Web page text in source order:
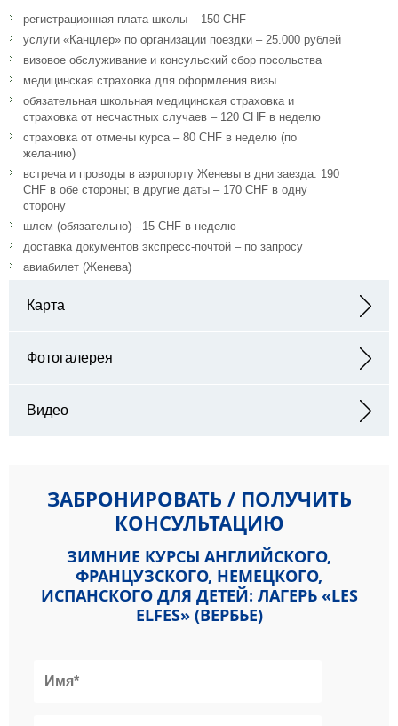
регистрационная плата школы – 150 CHF
услуги «Канцлер» по организации поездки – 25.000 рублей
визовое обслуживание и консульский сбор посольства
медицинская страховка для оформления визы
обязательная школьная медицинская страховка и
страховка от несчастных случаев – 120 CHF в неделю
страховка от отмены курса – 80 CHF в неделю (по
желанию)
встреча и проводы в аэропорту Женевы в дни заезда: 190
CHF в обе стороны; в другие даты – 170 CHF в одну
сторону
шлем (обязательно) - 15 CHF в неделю
доставка документов экспресс-почтой – по запросу
авиабилет (Женева)
Карта
Фотогалерея
Видео
ЗАБРОНИРОВАТЬ / ПОЛУЧИТЬ
КОНСУЛЬТАЦИЮ
ЗИМНИЕ КУРСЫ АНГЛИЙСКОГО,
ФРАНЦУЗСКОГО, НЕМЕЦКОГО,
ИСПАНСКОГО ДЛЯ ДЕТЕЙ: ЛАГЕРЬ «LES
ELFES» (ВЕРБЬЕ)